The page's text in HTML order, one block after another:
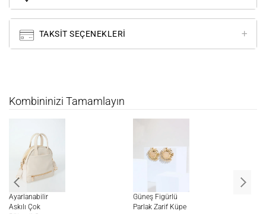
TAKSIT SEÇENEKLERI
Kombininizi Tamamlayın
Ayarlanabilir
Askılı Çok
Güneş Figürlü
Parlak Zarif Küpe